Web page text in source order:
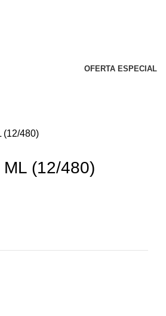
OFERTA ESPECIAL
(12/480)
(12/480)